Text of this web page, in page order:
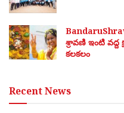
శ్రావణి ఇంటి వద్ద
కలకలం
Recent News